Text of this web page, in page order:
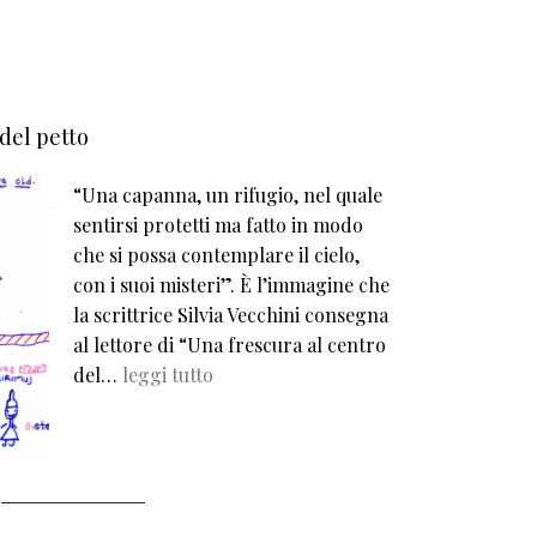
petto
“Una capanna, un rifugio, nel quale
sentirsi protetti ma fatto in modo
che si possa contemplare il cielo,
con i suoi misteri”. È l’immagine che
la scrittrice Silvia Vecchini consegna
al lettore di “Una frescura al centro
del… leggi tutto